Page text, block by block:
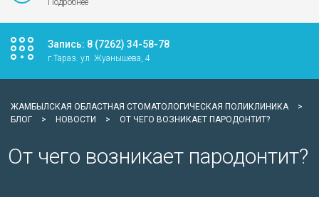
Подробнее
Запись: 8 (7262) 34-58-78
г.Тараз. ул. Жуанышева, 4
ЖАМБЫЛСКАЯ ОБЛАСТНАЯ СТОМАТОЛОГИЧЕСКАЯ ПОЛИКЛИНИКА
>
БЛОГ
> НОВОСТИ > ОТ ЧЕГО ВОЗНИКАЕТ ПАРОДОНТИТ?
От чего возникает пародонтит?